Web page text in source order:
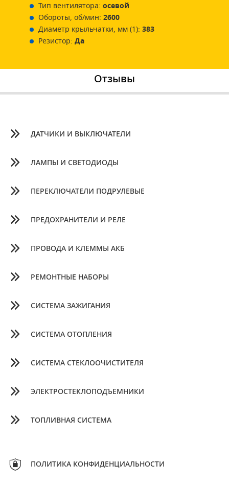
Тип вентилятора: осевой
Обороты, об/мин: 2600
Диаметр крыльчатки, мм (1): 383
Резистор: Да
Отзывы
ДАТЧИКИ И ВЫКЛЮЧАТЕЛИ
ЛАМПЫ И СВЕТОДИОДЫ
ПЕРЕКЛЮЧАТЕЛИ ПОДРУЛЕВЫЕ
ПРЕДОХРАНИТЕЛИ И РЕЛЕ
ПРОВОДА И КЛЕММЫ АКБ
РЕМОНТНЫЕ НАБОРЫ
СИСТЕМА ЗАЖИГАНИЯ
СИСТЕМА ОТОПЛЕНИЯ
СИСТЕМА СТЕКЛООЧИСТИТЕЛЯ
ЭЛЕКТРОСТЕКЛОПОДЪЕМНИКИ
ТОПЛИВНАЯ СИСТЕМА
ПОЛИТИКА КОНФИДЕНЦИАЛЬНОСТИ